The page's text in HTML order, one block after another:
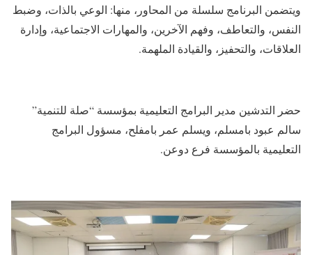
ويتضمن البرنامج سلسلة من المحاور، منها: الوعي بالذات، وضبط
النفس، والتعاطف، وفهم الآخرين، والمهارات الاجتماعية، وإدارة
العلاقات، والتحفيز، والقيادة الملهمة.
حضر التدشين مدير البرامج التعليمية بمؤسسة “صلة للتنمية”
سالم عبود بامسلم، ويسلم عمر بامفلح، مسؤول البرامج
التعليمية بالمؤسسة فرع دوعن.